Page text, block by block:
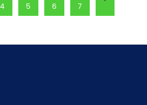
4 5 6 7